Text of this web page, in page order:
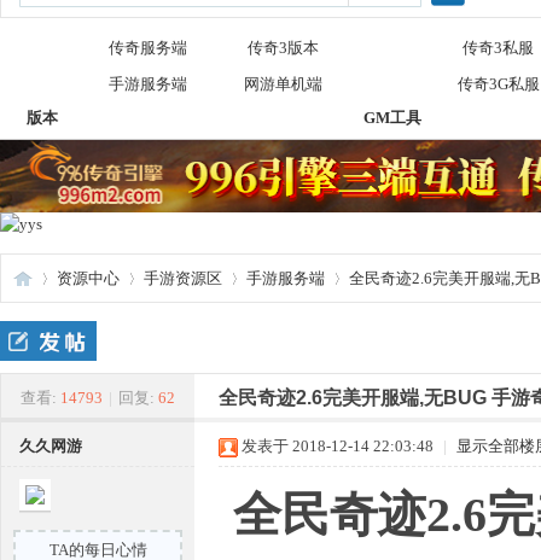
版本
传奇服务端
传奇3版本
手游服务端
网游单机端
GM工具
传奇3私服
传奇3G私服
资源中心 手游资源区 手游服务端 全民奇迹2.6完美开服端,无
查看: 14793 | 回复: 62 全民奇迹2.6完美开服端,无BUG 手游
久久网游
TA的每日心情
发表于 2018-12-14 22:03:48 | 显示全部楼
全民奇迹2.6